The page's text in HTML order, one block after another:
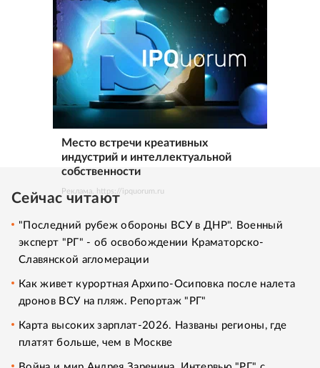
Место встречи креативных
индустрий и интеллектуальной
собственности
Реклама. https://ipquorum.ru
Сейчас читают
"Последний рубеж обороны ВСУ в ДНР". Военный
эксперт "РГ" - об освобождении Краматорско-
Славянской агломерации
Как живет курортная Архипо-Осиповка после налета
дронов ВСУ на пляж. Репортаж "РГ"
Карта высоких зарплат-2026. Названы регионы, где
платят больше, чем в Москве